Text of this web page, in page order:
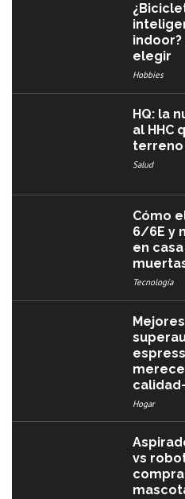
elegir
Hobbies
HQ: la
al HHC
terreno
Salud
Cómo
6/6E y
en
Tecnología
Hogar
vs